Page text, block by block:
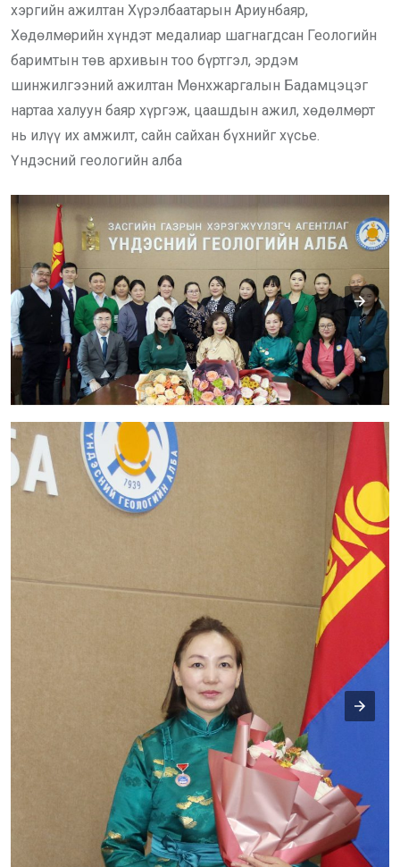
хэргийн ажилтан Хүрэлбаатарын Ариунбаяр,
Хөдөлмөрийн хүндэт медалиар шагнагдсан Геологийн
баримтын төв архивын тоо бүртгэл, эрдэм
шинжилгээний ажилтан Мөнхжаргалын Бадамцэцэг
нартаа халуун баяр хүргэж, цаашдын ажил, хөдөлмөрт
нь илүү их амжилт, сайн сайхан бүхнийг хүсье.
Үндэсний геологийн алба